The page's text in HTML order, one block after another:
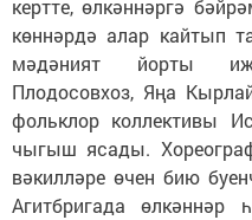
кертте, өлкәннәргә
көннәрдә алар кайтып
мәдәният йорты
Плодосовхоз, Яңа
фольклор коллективы
чыгыш ясады.
вәкилләре өчен бию
Агитбригада